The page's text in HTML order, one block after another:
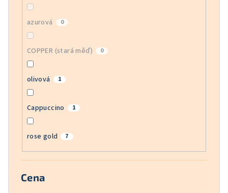
azurová 0
COPPER (stará měď) 0
olivová 1
Cappuccino 1
rose gold 7
Cena